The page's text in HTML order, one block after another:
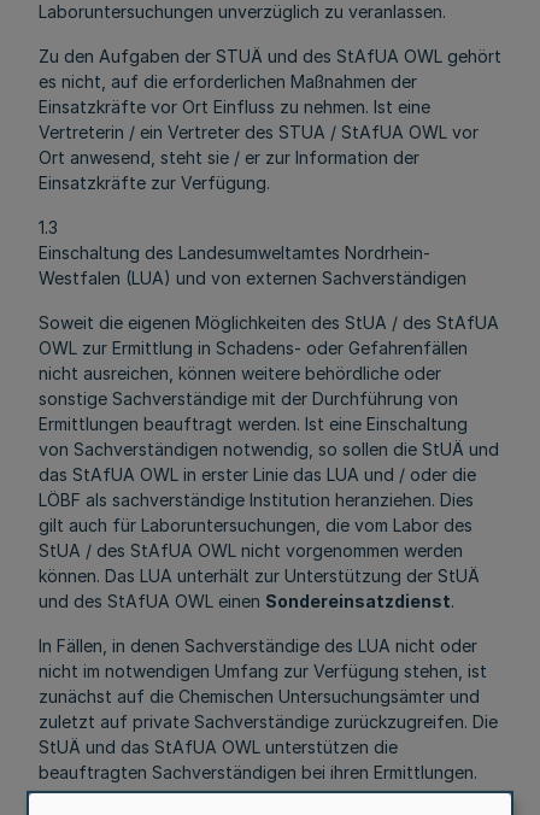
Laboruntersuchungen unverzüglich zu veranlassen.
Zu den Aufgaben der STUÄ und des StAfUA OWL gehört
es nicht, auf die erforderlichen Maßnahmen der
Einsatzkräfte vor Ort Einfluss zu nehmen. Ist eine
Vertreterin / ein Vertreter des STUA / StAfUA OWL vor
Ort anwesend, steht sie / er zur Information der
Einsatzkräfte zur Verfügung.
1.3
Einschaltung des Landesumweltamtes Nordrhein-
Westfalen (LUA) und von externen Sachverständigen
Soweit die eigenen Möglichkeiten des StUA / des StAfUA
OWL zur Ermittlung in Schadens- oder Gefahrenfällen
nicht ausreichen, können weitere behördliche oder
sonstige Sachverständige mit der Durchführung von
Ermittlungen beauftragt werden. Ist eine Einschaltung
von Sachverständigen notwendig, so sollen die StUÄ und
das StAfUA OWL in erster Linie das LUA und / oder die
LÖBF als sachverständige Institution heranziehen. Dies
gilt auch für Laboruntersuchungen, die vom Labor des
StUA / des StAfUA OWL nicht vorgenommen werden
können. Das LUA unterhält zur Unterstützung der StUÄ
und des StAfUA OWL einen Sondereinsatzdienst.
In Fällen, in denen Sachverständige des LUA nicht oder
nicht im notwendigen Umfang zur Verfügung stehen, ist
zunächst auf die Chemischen Untersuchungsämter und
zuletzt auf private Sachverständige zurückzugreifen. Die
StUÄ und das StAfUA OWL unterstützen die
beauftragten Sachverständigen bei ihren Ermittlungen.